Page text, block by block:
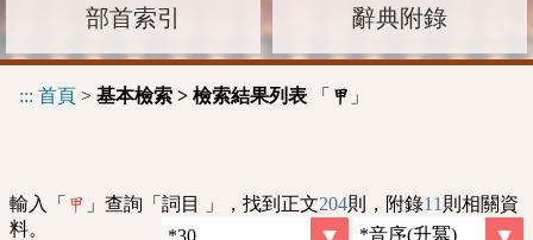
部首索引 辭典附錄
::: 首頁 > 基本檢索 > 檢索結果列表 「 甲 」
輸入「 甲 」查詢「詞目 」，找到正文204則，附錄11 則相關資
料。